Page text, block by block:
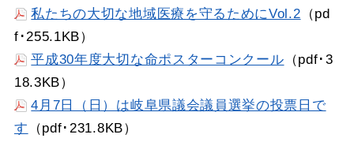
私たちの大切な地域医療を守るためにVol.2 （pd
f･255.1KB）
平成30年度大切な命ポスターコンクール （pdf･3
18.3KB）
4月7日（日）は岐阜県議会議員選挙の投票日で
す （pdf･231.8KB）